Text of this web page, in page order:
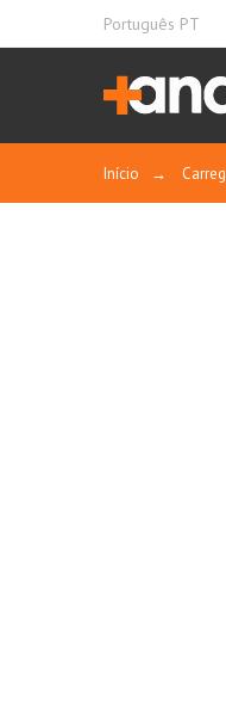
Português PT
Início →